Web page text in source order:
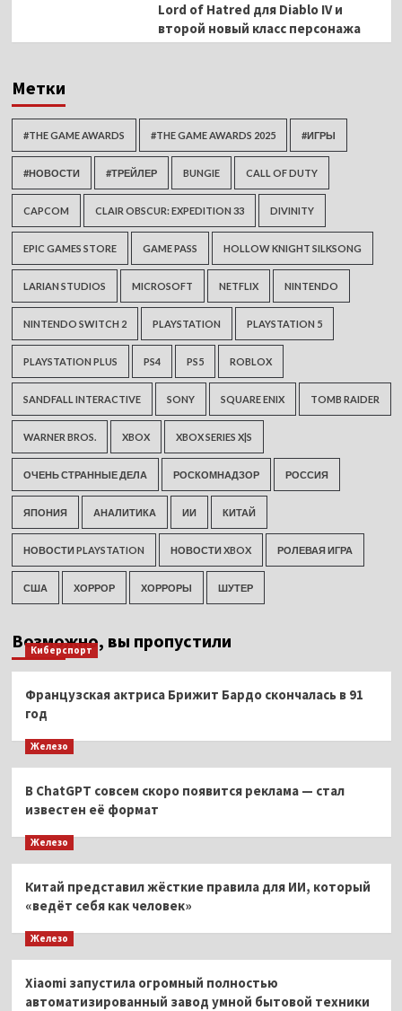
Lord of Hatred для Diablo IV и
второй новый класс персонажа
Метки
#THE GAME AWARDS #THE GAME AWARDS 2025 #ИГРЫ
#НОВОСТИ #ТРЕЙЛЕР BUNGIE CALL OF DUTY
CAPCOM CLAIR OBSCUR: EXPEDITION 33 DIVINITY
EPIC GAMES STORE GAME PASS HOLLOW KNIGHT SILKSONG
LARIAN STUDIOS MICROSOFT NETFLIX NINTENDO
NINTENDO SWITCH 2 PLAYSTATION PLAYSTATION 5
PLAYSTATION PLUS PS4 PS5 ROBLOX
SANDFALL INTERACTIVE SONY SQUARE ENIX TOMB RAIDER
WARNER BROS. XBOX XBOX SERIES X|S
ОЧЕНЬ СТРАННЫЕ ДЕЛА РОСКОМНАДЗОР РОССИЯ
ЯПОНИЯ АНАЛИТИКА ИИ КИТАЙ
НОВОСТИ PLAYSTATION НОВОСТИ XBOX РОЛЕВАЯ ИГРА
США ХОРРОР ХОРРОРЫ ШУТЕР
Возможно, вы пропустили
Киберспорт
Французская актриса Брижит Бардо скончалась в 91
год
Железо
В ChatGPT совсем скоро появится реклама — стал
известен её формат
Железо
Китай представил жёсткие правила для ИИ, который
«ведёт себя как человек»
Железо
Xiaomi запустила огромный полностью
автоматизированный завод умной бытовой техники